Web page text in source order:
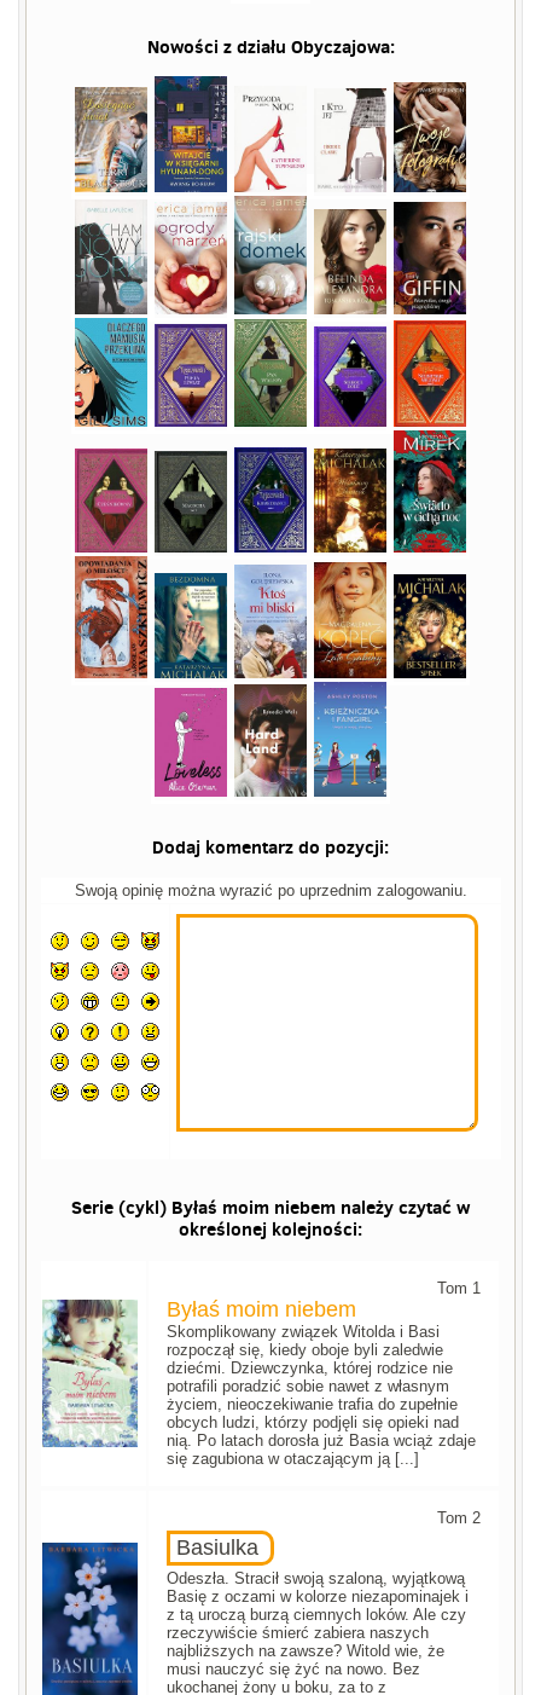
Nowości z działu Obyczajowa:
Dodaj komentarz do pozycji:
Swoją opinię można wyrazić po uprzednim zalogowaniu.
Serie (cykl) Byłaś moim niebem należy czytać w
określonej kolejności:
Tom 1
Byłaś moim niebem
Skomplikowany związek Witolda i Basi
rozpoczął się, kiedy oboje byli zaledwie
dziećmi. Dziewczynka, której rodzice nie
potrafili poradzić sobie nawet z własnym
życiem, nieoczekiwanie trafia do zupełnie
obcych ludzi, którzy podjęli się opieki nad
nią. Po latach dorosła już Basia wciąż zdaje
się zagubiona w otaczającym ją [...]
Tom 2
Basiulka
Odeszła. Stracił swoją szaloną, wyjątkową
Basię z oczami w kolorze niezapominajek i
z tą uroczą burzą ciemnych loków. Ale czy
rzeczywiście śmierć zabiera naszych
najbliższych na zawsze? Witold wie, że
musi nauczyć się żyć na nowo. Bez
ukochanej żony u boku, za to z